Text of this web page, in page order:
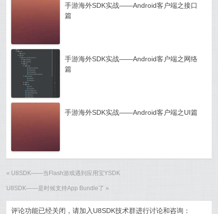
手游海外SDK实战——Android客户端之接口
篇
手游海外SDK实战——Android客户端之网络
篇
手游海外SDK实战——Android客户端之UI篇
« U8SDK——当Flash游戏遇到应用宝YSDK
U8SDK——是时候支持App Bundle了 »
评论功能已经关闭，请加入U8SDK技术群进行讨论和咨询：